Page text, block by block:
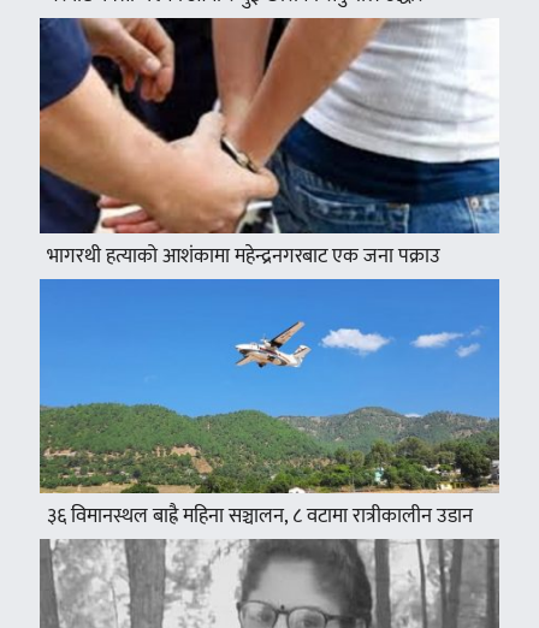
भागरथी हत्याको आशंकामा महेन्द्रनगरबाट एक जना पक्राउ
३६ विमानस्थल बाह्रै महिना सञ्चालन, ८ वटामा रात्रीकालीन उडान